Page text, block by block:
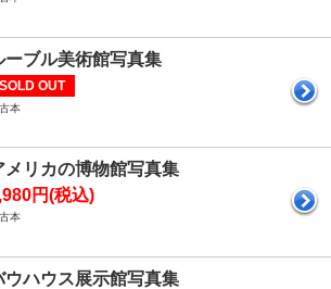
ーブル美術館写真集
SOLD OUT
本
メリカの博物館写真集
円(税込)
本
ウハウス展示館写真集